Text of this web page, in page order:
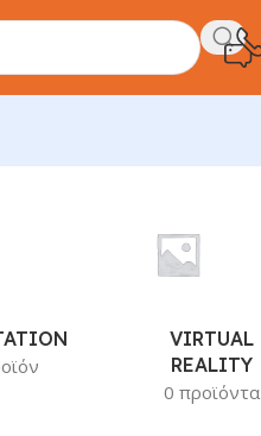
VIRTUAL
REALITY
0 προϊόντα